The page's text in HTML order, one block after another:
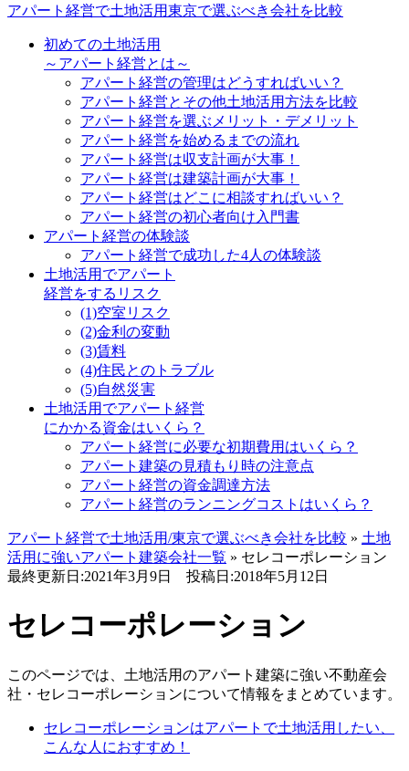
アパート経営で土地活用東京で選ぶべき会社を比較
初めての土地活用
～アパート経営とは～
アパート経営の管理はどうすればいい？
アパート経営とその他土地活用方法を比較
アパート経営を選ぶメリット・デメリット
アパート経営を始めるまでの流れ
アパート経営は収支計画が大事！
アパート経営は建築計画が大事！
アパート経営はどこに相談すればいい？
アパート経営の初心者向け入門書
アパート経営の体験談
アパート経営で成功した4人の体験談
土地活用でアパート
経営をするリスク
(1)空室リスク
(2)金利の変動
(3)賃料
(4)住民とのトラブル
(5)自然災害
土地活用でアパート経営
にかかる資金はいくら？
アパート経営に必要な初期費用はいくら？
アパート建築の見積もり時の注意点
アパート経営の資金調達方法
アパート経営のランニングコストはいくら？
アパート経営で土地活用/東京で選ぶべき会社を比較 » 土地
活用に強いアパート建築会社一覧 » セレコーポレーション
最終更新日:2021年3月9日
投稿日:2018年5月12日
セレコーポレーション
このページでは、土地活用のアパート建築に強い不動産会
社・セレコーポレーションについて情報をまとめています。
セレコーポレーションはアパートで土地活用したい、
こんな人におすすめ！